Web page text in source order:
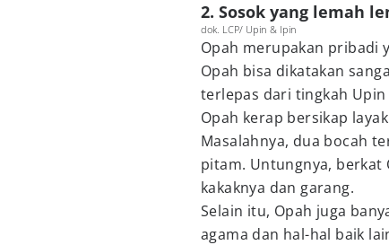
2. Sosok yang lemah
dok. LCP/ Upin & Ipin
Opah merupakan pribadi
Opah bisa dikatakan
terlepas dari tingkah
Opah kerap bersikap
Masalahnya, dua bocah
pitam. Untungnya, berkat
kakaknya dan garang.
Selain itu, Opah juga
agama dan hal-hal baik